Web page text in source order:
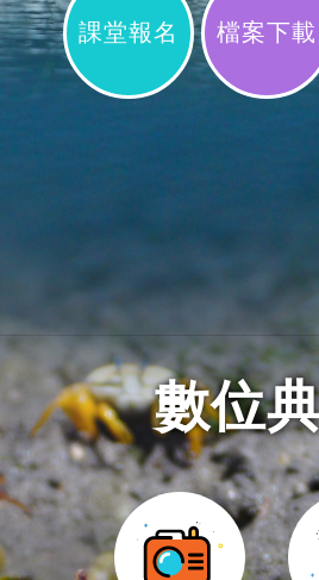
課堂報名 檔案下載
數位